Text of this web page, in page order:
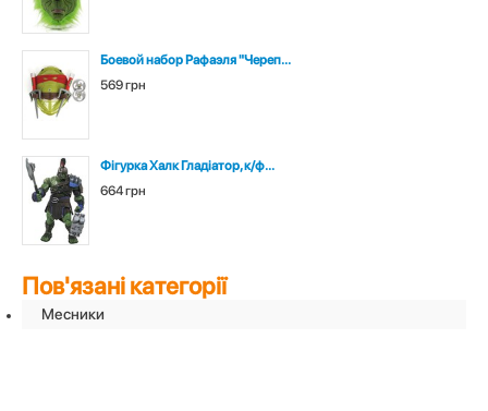
Боевой набор Рафаэля "Череп...
569 грн
Фігурка Халк Гладіатор, к/ф...
664 грн
Пов'язані категорії
Месники